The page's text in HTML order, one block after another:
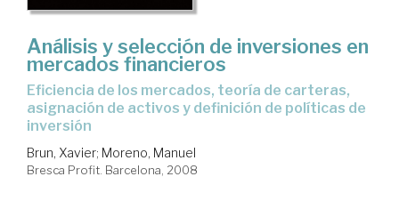
Análisis y selección de inversiones en
mercados financieros
eficiencia de los mercados, teoría de carteras,
asignación de activos y definición de políticas de
inversión
Brun, Xavier; Moreno, Manuel
Bresca Profit. Barcelona, 2008